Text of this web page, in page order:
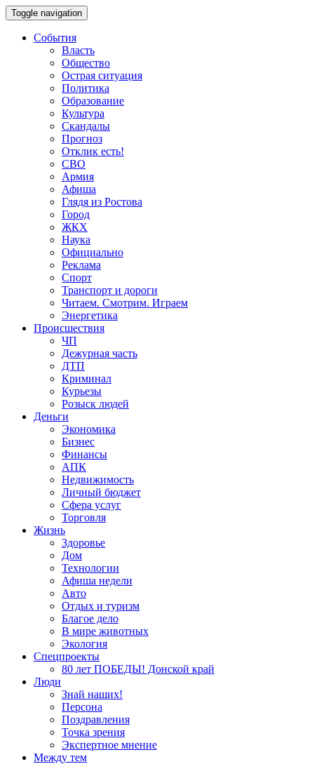
Toggle navigation
События
Власть
Общество
Острая ситуация
Политика
Образование
Культура
Скандалы
Прогноз
Отклик есть!
СВО
Армия
Афиша
Глядя из Ростова
Город
ЖКХ
Наука
Официально
Реклама
Спорт
Транспорт и дороги
Читаем. Смотрим. Играем
Энергетика
Происшествия
ЧП
Дежурная часть
ДТП
Криминал
Курьезы
Розыск людей
Деньги
Экономика
Бизнес
Финансы
АПК
Недвижимость
Личный бюджет
Сфера услуг
Торговля
Жизнь
Здоровье
Дом
Технологии
Афиша недели
Авто
Отдых и туризм
Благое дело
В мире животных
Экология
Спецпроекты
80 лет ПОБЕДЫ! Донской край
Люди
Знай наших!
Персона
Поздравления
Точка зрения
Экспертное мнение
Между тем